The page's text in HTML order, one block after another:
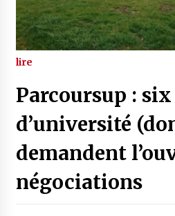
lire
Parcoursup :
d’université
demandent
négociations